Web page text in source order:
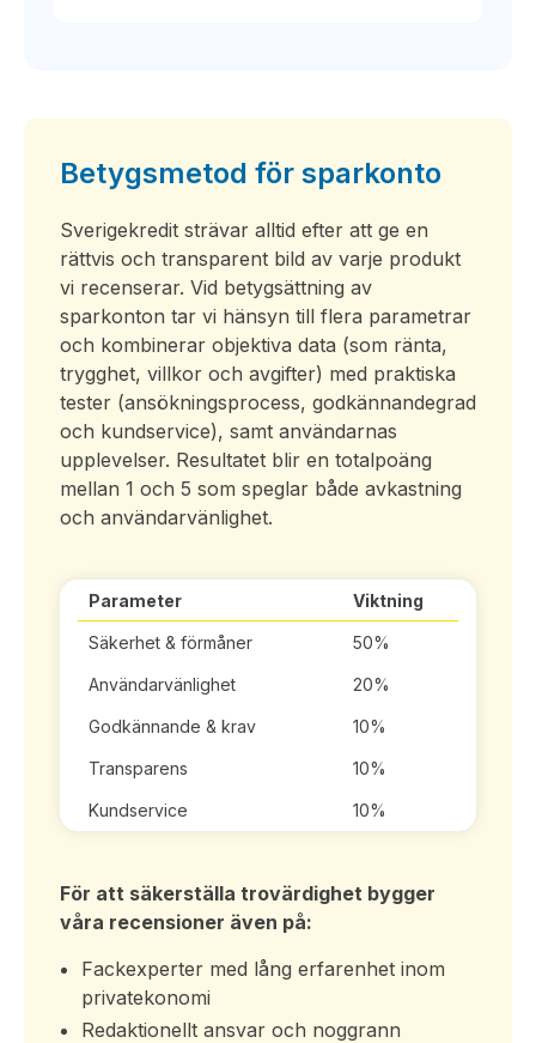
Betygsmetod för sparkonto
Sverigekredit strävar alltid efter att ge en
rättvis och transparent bild av varje produkt
vi recenserar. Vid betygsättning av
sparkonton tar vi hänsyn till flera parametrar
och kombinerar objektiva data (som ränta,
trygghet, villkor och avgifter) med praktiska
tester (ansökningsprocess, godkännandegrad
och kundservice), samt användarnas
upplevelser. Resultatet blir en totalpoäng
mellan 1 och 5 som speglar både avkastning
och användarvänlighet.
Parameter Viktning
Säkerhet & förmåner 50%
Användarvänlighet 20%
Godkännande & krav 10%
Transparens 10%
Kundservice 10%
För att säkerställa trovärdighet bygger
våra recensioner även på:
Fackexperter med lång erfarenhet inom
privatekonomi
Redaktionellt ansvar och noggrann